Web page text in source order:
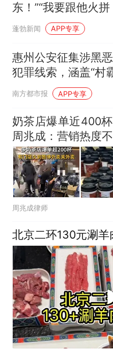
东！”“我要跟他火拼
亚警方：抓
蓬勃新闻 APP专享
惠州公安征集涉黑
犯罪线索，涵盖“村
霸”等
南方都市报 APP专享
奶茶店爆单近400
周兆成：营销热度
周兆成律师
北京二环130元涮羊